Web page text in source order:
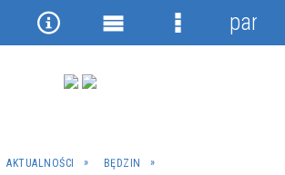
AKTUALNOŚCI
BĘDZIN
NarzędziaMenu
Menu
panel